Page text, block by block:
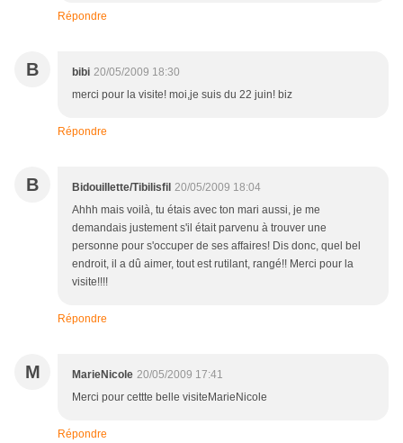
Répondre
B bibi 20/05/2009 18:30
merci pour la visite! moi,je suis du 22 juin! biz
Répondre
B Bidouillette/Tibilisfil 20/05/2009 18:04
Ahhh mais voilà, tu étais avec ton mari aussi, je me
demandais justement s'il était parvenu à trouver une
personne pour s'occuper de ses affaires! Dis donc, quel bel
endroit, il a dû aimer, tout est rutilant, rangé!! Merci pour la
visite!!!!
Répondre
M MarieNicole 20/05/2009 17:41
Merci pour cettte belle visiteMarieNicole
Répondre